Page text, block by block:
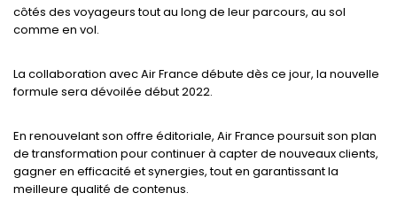
côtés des voyageurs tout au long de leur parcours, au sol
comme en vol.
La collaboration avec Air France débute dès ce jour, la nouvelle
formule sera dévoilée début 2022.
En renouvelant son offre éditoriale, Air France poursuit son plan
de transformation pour continuer à capter de nouveaux clients,
gagner en efficacité et synergies, tout en garantissant la
meilleure qualité de contenus.